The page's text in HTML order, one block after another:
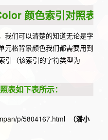
颜色索引对照表:
我们可以清楚的知道无论是字
元格背景颜色我们都需要用到
引（该索引的字符类型为
表如下表所示：
p/5804167.html
（潘小